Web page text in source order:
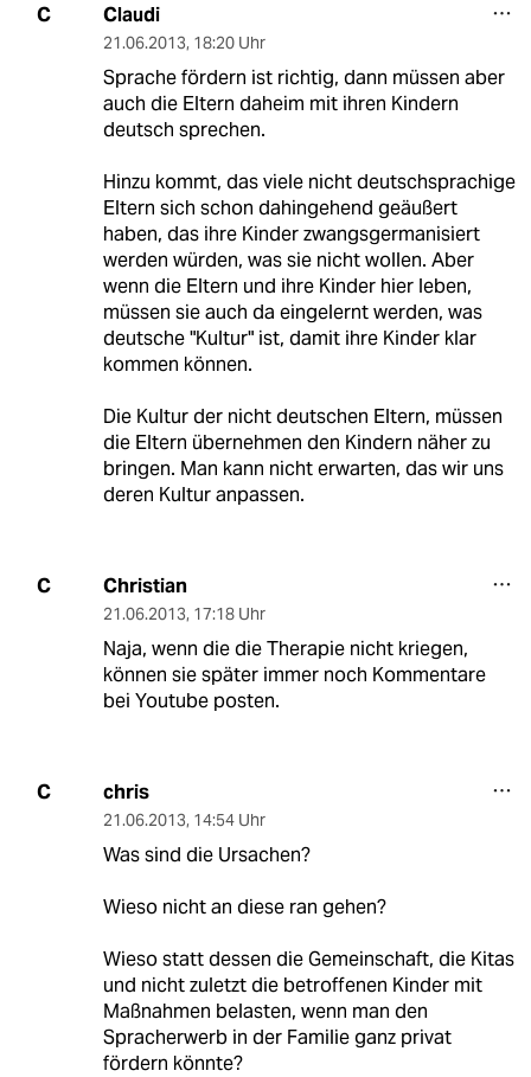
C Claudi
21.06.2013, 18:20 Uhr
Sprache fördern ist richtig, dann müssen aber
auch die Eltern daheim mit ihren Kindern
deutsch sprechen.
Hinzu kommt, das viele nicht deutschsprachige
Eltern sich schon dahingehend geäußert
haben, das ihre Kinder zwangsgermanisiert
werden würden, was sie nicht wollen. Aber
wenn die Eltern und ihre Kinder hier leben,
müssen sie auch da eingelernt werden, was
deutsche "Kultur" ist, damit ihre Kinder klar
kommen können.
Die Kultur der nicht deutschen Eltern, müssen
die Eltern übernehmen den Kindern näher zu
bringen. Man kann nicht erwarten, das wir uns
deren Kultur anpassen.
C Christian
21.06.2013, 17:18 Uhr
Naja, wenn die die Therapie nicht kriegen,
können sie später immer noch Kommentare
bei Youtube posten.
C chris
21.06.2013, 14:54 Uhr
Was sind die Ursachen?
Wieso nicht an diese ran gehen?
Wieso statt dessen die Gemeinschaft, die Kitas
und nicht zuletzt die betroffenen Kinder mit
Maßnahmen belasten, wenn man den
Spracherwerb in der Familie ganz privat
fördern könnte?